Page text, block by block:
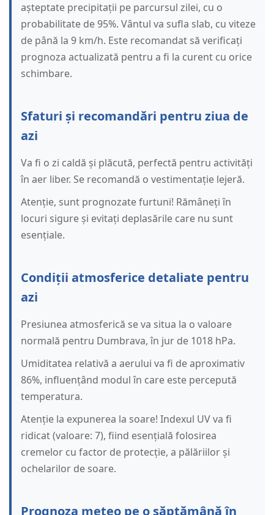
așteptate precipitații pe parcursul zilei, cu o
probabilitate de 95%. Vântul va sufla slab, cu viteze
de până la 9 km/h. Este recomandat să verificați
prognoza actualizată pentru a fi la curent cu orice
schimbare.
Sfaturi și recomandări pentru ziua de
azi
Va fi o zi caldă și plăcută, perfectă pentru activități
în aer liber. Se recomandă o vestimentație lejeră.
Atenție, sunt prognozate furtuni! Rămâneți în
locuri sigure și evitați deplasările care nu sunt
esențiale.
Condiții atmosferice detaliate pentru
azi
Presiunea atmosferică se va situa la o valoare
normală pentru Dumbrava, în jur de 1018 hPa.
Umiditatea relativă a aerului va fi de aproximativ
86%, influențând modul în care este percepută
temperatura.
Atenție la expunerea la soare! Indexul UV va fi
ridicat (valoare: 7), fiind esențială folosirea
cremelor cu factor de protecție, a pălăriilor și
ochelarilor de soare.
Prognoza meteo pe o săptămână în